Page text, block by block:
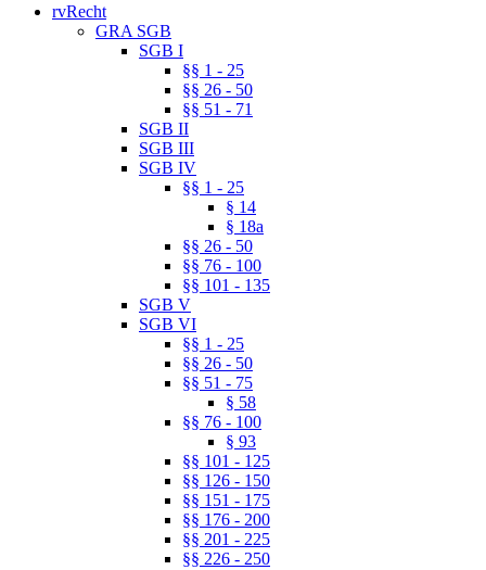
rvRecht
GRA SGB
SGB I
§§ 1 - 25
§§ 26 - 50
§§ 51 - 71
SGB II
SGB III
SGB IV
§§ 1 - 25
§ 14
§ 18a
§§ 26 - 50
§§ 76 - 100
§§ 101 - 135
SGB V
SGB VI
§§ 1 - 25
§§ 26 - 50
§§ 51 - 75
§ 58
§§ 76 - 100
§ 93
§§ 101 - 125
§§ 126 - 150
§§ 151 - 175
§§ 176 - 200
§§ 201 - 225
§§ 226 - 250